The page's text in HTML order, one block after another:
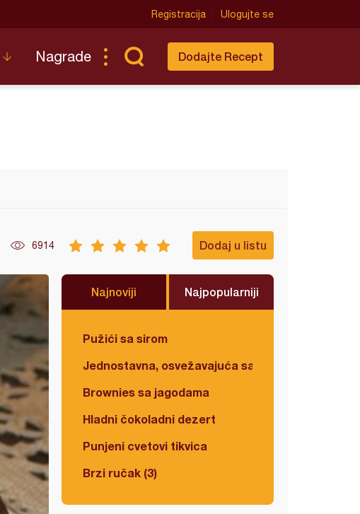
Registracija Ulogujte se
Nagrade Dodajte Recept
6914 Dodaj u listu
Najnoviji Najpopularniji
Pužići sa sirom
Jednostavna, osvežavajuća salata
Brownies sa jagodama
Hladni čokoladni dezert
Punjeni cvetovi tikvica
Brzi ručak (3)